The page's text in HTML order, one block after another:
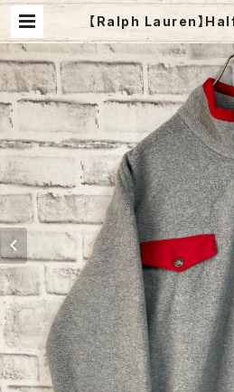
【Ralph Lauren】
L ラルフローレン ハー
ス 切替 胸ロゴ 刺繍ロ
ッグシルエット アメ
Fuzzy